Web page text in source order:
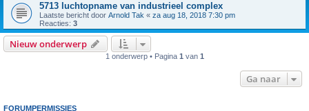
5713 luchtopname van industrieel complex
Laatste bericht door Arnold Tak « za aug 18, 2018 7:30 pm
Reacties: 3
Nieuw onderwerp
1 onderwerp • Pagina 1 van 1
Ga naar
FORUMPERMISSIES